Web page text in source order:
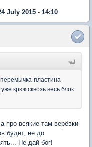
July 2015 - 14:10
пластина
крюк сквозь весь блок
про всякие там верёвки
будет, не до
Не дай бог!